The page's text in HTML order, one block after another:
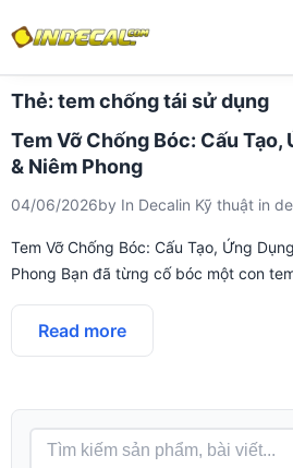
Thẻ: tem chống tái sử dụng
Tem Vỡ Chống Bóc: Cấu Tạo,
& Niêm Phong
04/06/2026by In Decalin Kỹ thuật in
Tem Vỡ Chống Bóc: Cấu Tạo, Ứng
Phong Bạn đã từng cố bóc một con
Read more